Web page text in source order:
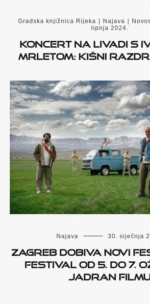
Gradska knjižnica Rijeka Najava
lipnja 2024.
Koncert na livadi s
Mrletom: Kišni
Najava 30. siječnja
Zagreb dobiva novi
Festival od 5. do 7.
Jadran